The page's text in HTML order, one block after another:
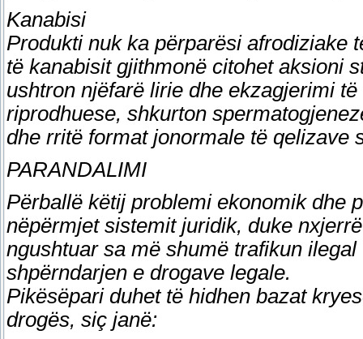
Kanabisi
Produkti nuk ka përparësi afrodiziake
të kanabisit gjithmonë citohet aksioni
ushtron njëfarë lirie dhe ekzagjerimi
riprodhuese, shkurton
dhe rritë format jonormale të qelizave
PARANDALIMI
Përballë këtij problemi ekonomik dhe
nëpërmjet sistemit juridik, duke
ngushtuar sa më shumë trafikun
shpërndarjen e drogave legale.
Pikësëpari duhet të hidhen bazat
drogës, siç janë: